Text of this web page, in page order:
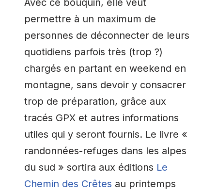
Avec ce bouquin, elle veut
permettre à un maximum de
personnes de déconnecter de leurs
quotidiens parfois très (trop ?)
chargés en partant en weekend en
montagne, sans devoir y consacrer
trop de préparation, grâce aux
tracés GPX et autres informations
utiles qui y seront fournis. Le livre «
randonnées-refuges dans les alpes
du sud » sortira aux éditions Le
Chemin des Crêtes au printemps